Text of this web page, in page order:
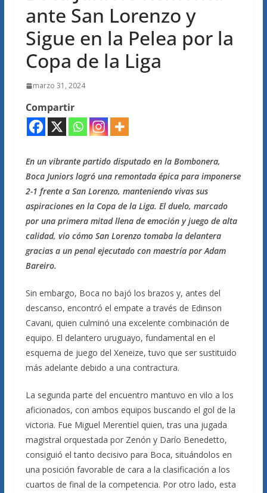
ante San Lorenzo y
Sigue en la Pelea por la
Copa de la Liga
marzo 31, 2024
Compartir
En un vibrante partido disputado en la Bombonera,
Boca Juniors logró una remontada épica para imponerse
2-1 frente a San Lorenzo, manteniendo vivas sus
aspiraciones en la Copa de la Liga. El duelo, marcado
por una primera mitad llena de emoción y juego de alta
calidad, vio cómo San Lorenzo tomaba la delantera
gracias a un penal ejecutado con maestría por Adam
Bareiro.
Sin embargo, Boca no bajó los brazos y, antes del
descanso, encontró el empate a través de Edinson
Cavani, quien culminó una excelente combinación de
equipo. El delantero uruguayo, fundamental en el
esquema de juego del Xeneize, tuvo que ser sustituido
más adelante debido a una contractura.
La segunda parte del encuentro mantuvo en vilo a los
aficionados, con ambos equipos buscando el gol de la
victoria. Fue Miguel Merentiel quien, tras una jugada
magistral orquestada por Zenón y Darío Benedetto,
consiguió el tanto decisivo para Boca, situándolos en
una posición favorable de cara a la clasificación a los
cuartos de final de la competencia. Por otro lado, esta